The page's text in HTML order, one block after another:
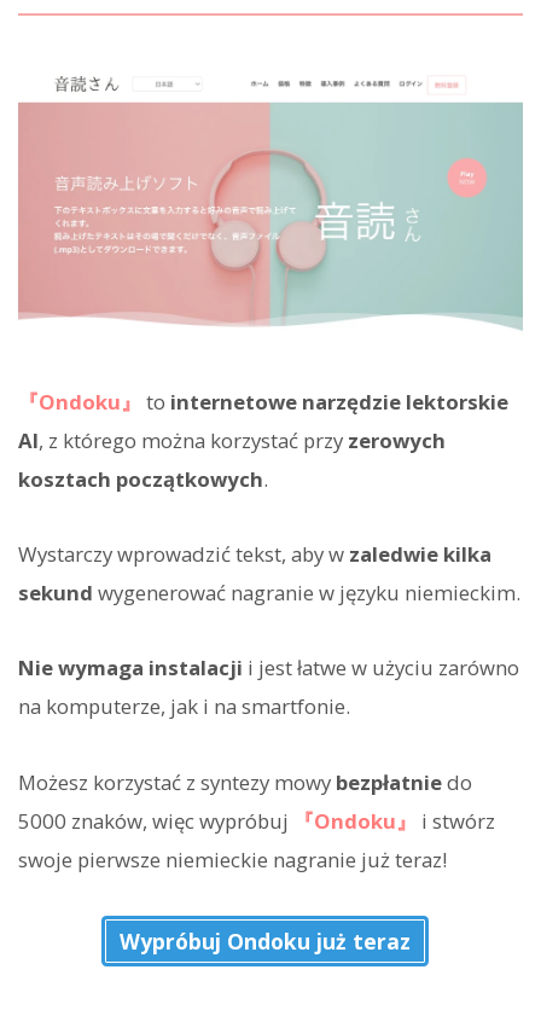
『Ondoku』 to internetowe narzędzie lektorskie
AI, z którego można korzystać przy zerowych
kosztach początkowych.
Wystarczy wprowadzić tekst, aby w zaledwie kilka
sekund wygenerować nagranie w języku niemieckim.
Nie wymaga instalacji i jest łatwe w użyciu zarówno
na komputerze, jak i na smartfonie.
Możesz korzystać z syntezy mowy bezpłatniedo
5000 znaków, więc wypróbuj
『Ondoku』
i stwórz
swoje pierwsze niemieckie nagranie już teraz!
Wypróbuj Ondoku już teraz